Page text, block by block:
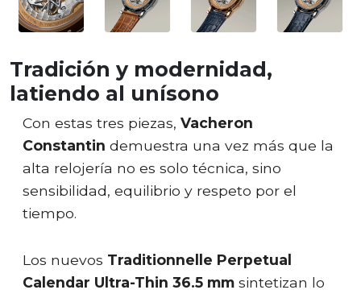
Tradición y modernidad,
latiendo al unísono
Con estas tres piezas, Vacheron
Constantin demuestra una vez más que la
alta relojería no es solo técnica, sino
sensibilidad, equilibrio y respeto por el
tiempo.
Los nuevos Traditionnelle Perpetual
Calendar Ultra-Thin 36.5 mm sintetizan lo